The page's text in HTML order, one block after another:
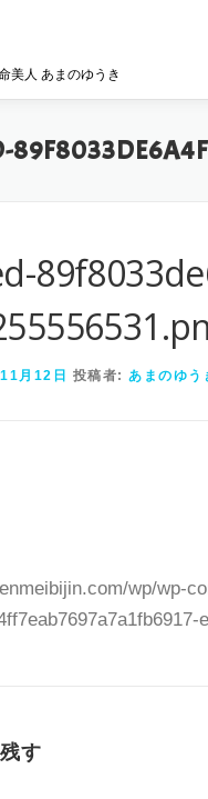
美人 あまのゆうき
月12日 投稿者: あまのゆう
wp/wp-
す